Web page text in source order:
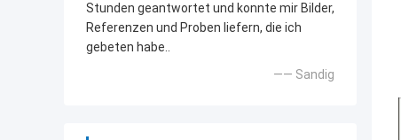
Stunden geantwortet und konnte mir Bilder,
Referenzen und Proben liefern, die ich
gebeten habe..
—— Sandig